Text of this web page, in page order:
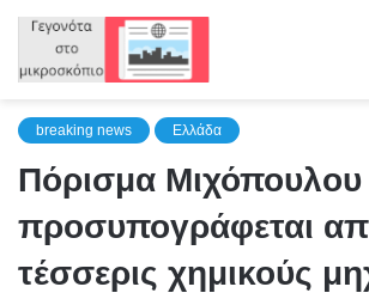
breaking news Ελλάδα
Πόρισμα
προσυπογράφεται
τέσσερις χημικούς